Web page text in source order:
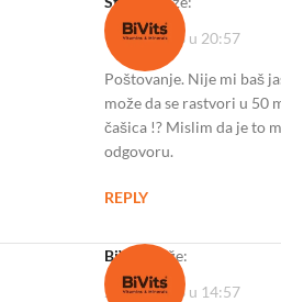
16/12/2023 u 20:57
Poštovanje. Nije mi baš
može da se rastvori u 50
čašica !? Mislim da je to
odgovoru.
REPLY
BiVits
kaže:
27/12/2023 u 14:57